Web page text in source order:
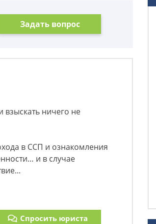
Задать вопрос
взыскать ничего не
в ССП и ознакомления
и в случае
Спросить юриста